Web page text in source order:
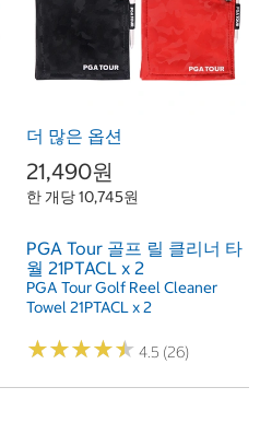
더 많은 옵션
21,490원
한 개당 10,745원
PGA Tour 골프 릴 클리너 타
월 21PTACL x 2
PGA Tour Golf Reel Cleaner
Towel 21PTACL x 2
★★★★★
★★★★★ 4.5 (26)